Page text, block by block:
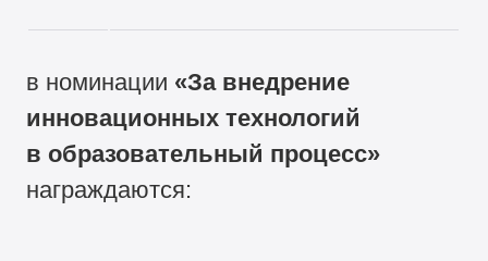
в номинации «За внедрение
инновационных технологий
в образовательный процесс»
награждаются: